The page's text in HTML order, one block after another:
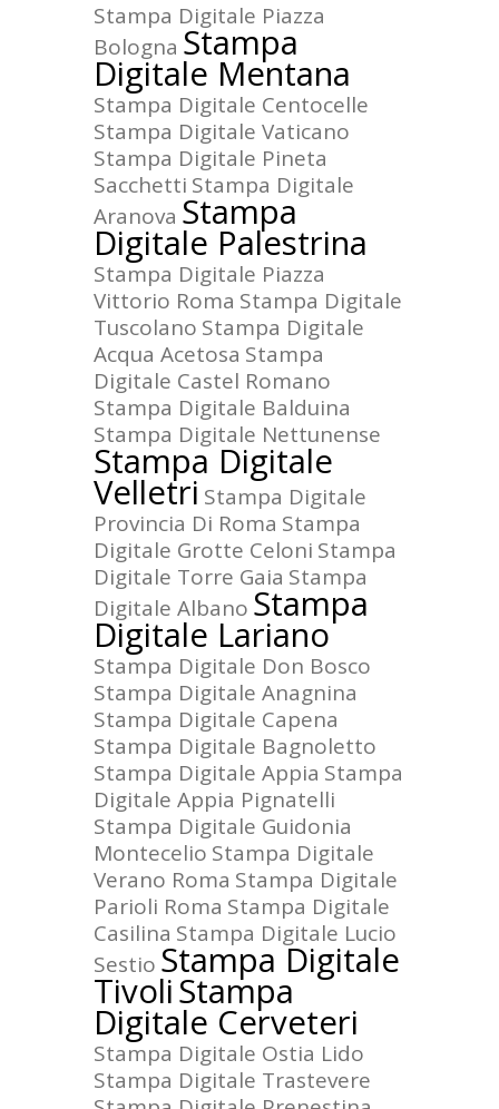
Stampa Digitale Piazza
Bologna Stampa
Digitale Mentana
Stampa Digitale Centocelle
Stampa Digitale Vaticano
Stampa Digitale Pineta
Sacchetti Stampa Digitale
Aranova Stampa
Digitale Palestrina
Stampa Digitale Piazza
Vittorio Roma Stampa Digitale
Tuscolano Stampa Digitale
Acqua Acetosa Stampa
Digitale Castel Romano
Stampa Digitale Balduina
Stampa Digitale Nettunense
Stampa Digitale
Velletri Stampa Digitale
Provincia Di Roma Stampa
Digitale Grotte Celoni Stampa
Digitale Torre Gaia Stampa
Digitale Albano Stampa
Digitale Lariano
Stampa Digitale Don Bosco
Stampa Digitale Anagnina
Stampa Digitale Capena
Stampa Digitale Bagnoletto
Stampa Digitale Appia Stampa
Digitale Appia Pignatelli
Stampa Digitale Guidonia
Montecelio Stampa Digitale
Verano Roma Stampa Digitale
Parioli Roma Stampa Digitale
Casilina Stampa Digitale Lucio
Sestio Stampa Digitale
TivoliStampa
Digitale Cerveteri
Stampa Digitale Ostia Lido
Stampa Digitale Trastevere